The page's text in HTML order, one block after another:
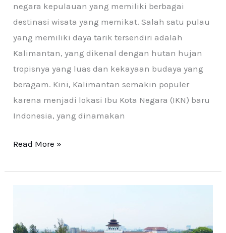
negara kepulauan yang memiliki berbagai
destinasi wisata yang memikat. Salah satu pulau
yang memiliki daya tarik tersendiri adalah
Kalimantan, yang dikenal dengan hutan hujan
tropisnya yang luas dan kekayaan budaya yang
beragam. Kini, Kalimantan semakin populer
karena menjadi lokasi Ibu Kota Negara (IKN) baru
Indonesia, yang dinamakan
Read More »
Bandung: